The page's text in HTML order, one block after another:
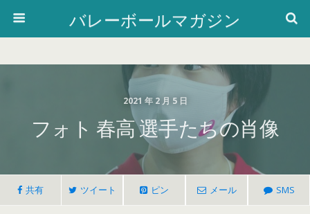
バレーボールマガジン
2021 年 2 月 5 日
フォト 春高 選手たちの肖像
共有 ツイート ピン メール SMS